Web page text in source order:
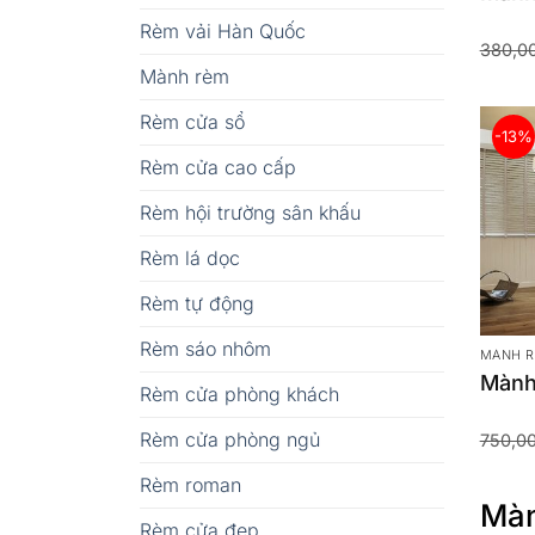
Rèm vải Hàn Quốc
Mành rèm
Rèm cửa sổ
Rèm cửa cao cấp
Rèm hội trường sân khấu
Rèm lá dọc
Rèm tự động
Rèm sáo nhôm
Rèm cửa phòng khách
Rèm cửa phòng ngủ
Rèm roman
Rèm cửa đẹp
-13%
MÀNH